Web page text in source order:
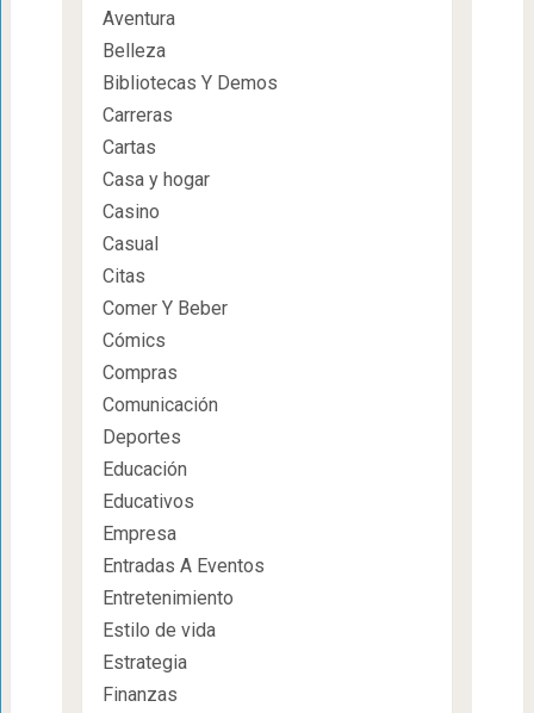
Aventura
Belleza
Bibliotecas Y Demos
Carreras
Cartas
Casa y hogar
Casino
Casual
Citas
Comer Y Beber
Cómics
Compras
Comunicación
Deportes
Educación
Educativos
Empresa
Entradas A Eventos
Entretenimiento
Estilo de vida
Estrategia
Finanzas